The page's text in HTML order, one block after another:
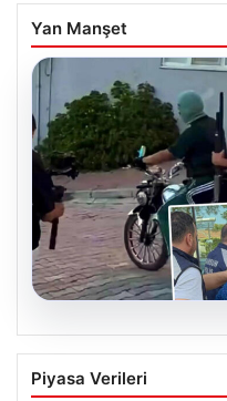
Yan Manşet
06.08.2026
Rapçi Keskin’in
Gözaltına Alınması
Piyasa Verileri